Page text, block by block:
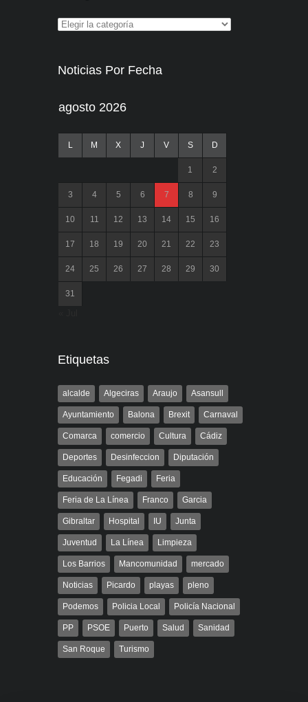
Noticias Por Fecha
agosto 2026
L M X J V S D
1 2
3 4 5 6 7 8 9
10 11 12 13 14 15 16
17 18 19 20 21 22 23
24 25 26 27 28 29 30
31
Etiquetas
alcalde Algeciras Araujo Asansull
Ayuntamiento Balona Brexit Carnaval
Comarca comercio Cultura Cádiz
Deportes Desinfeccion Diputación
Educación Fegadi Feria
Feria de La Línea Franco Garcia
Gibraltar Hospital IU Junta
Juventud La Línea Limpieza
Los Barrios Mancomunidad mercado
Noticias Picardo playas pleno
Podemos Policia Local Policía Nacional
PP PSOE Puerto Salud Sanidad
San Roque Turismo